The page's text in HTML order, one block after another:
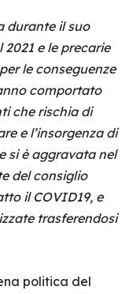
durante il suo
e le precarie
le conseguenze
comportato
che rischia di
e l’insorgenza di
si è aggravata nel
del consiglio
il COVID19, e
trasferendosi
politica del